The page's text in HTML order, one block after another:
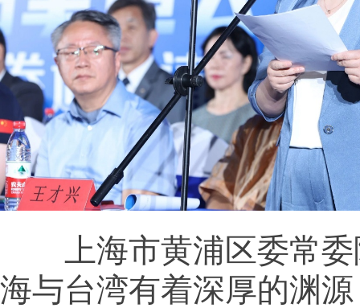
上海市黄浦区委常委
海与台湾有着深厚的渊